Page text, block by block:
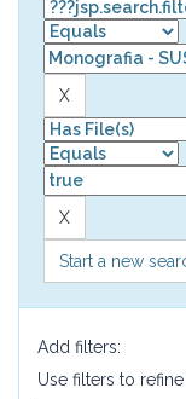
Start a new
Add filters:
Use filters to